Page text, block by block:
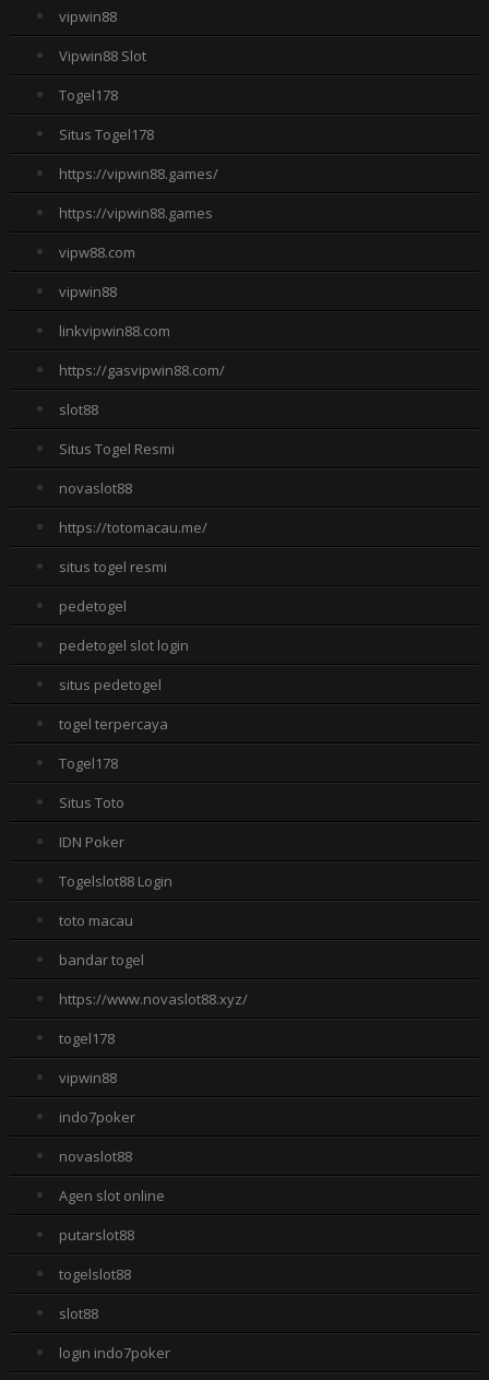
vipwin88
Vipwin88 Slot
Togel178
Situs Togel178
https://vipwin88.games/
https://vipwin88.games
vipw88.com
vipwin88
linkvipwin88.com
https://gasvipwin88.com/
slot88
Situs Togel Resmi
novaslot88
https://totomacau.me/
situs togel resmi
pedetogel
pedetogel slot login
situs pedetogel
togel terpercaya
Togel178
Situs Toto
IDN Poker
Togelslot88 Login
toto macau
bandar togel
https://www.novaslot88.xyz/
togel178
vipwin88
indo7poker
novaslot88
Agen slot online
putarslot88
togelslot88
slot88
login indo7poker